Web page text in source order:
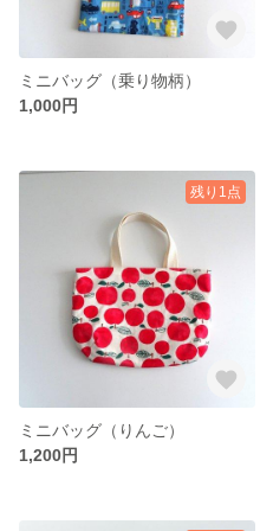
ミニバッグ（乗り物柄）
1,000円
残り1点
ミニバッグ（りんご）
1,200円